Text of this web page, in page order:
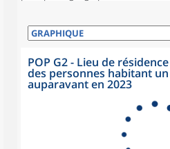
POP G2 - Lieu de
des personnes habitant
auparavant en 2023